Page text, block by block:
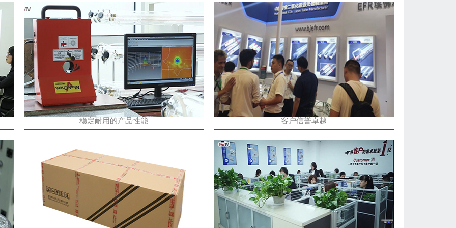
稳定耐用的产品性能 客户信誉卓越